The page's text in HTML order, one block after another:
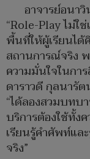
อาจารย์อนา
“Role-Play ไม่ใ
พื้นที่ให้ผู้เรียนได้
สถานการณ์จริง
ความมั่นใจในกา
ดาราวดี กุลนารั
“ได้ลองสวมบทบ
บริการต้องใช้ทั้ง
เรียนรู้คำศัพท์แล
จริง”